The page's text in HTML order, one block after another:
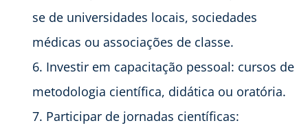
se de universidades locais, sociedades
médicas ou associações de classe.
Investir em capacitação pessoal: cursos de
metodologia científica, didática ou oratória.
Participar de jornadas científicas: